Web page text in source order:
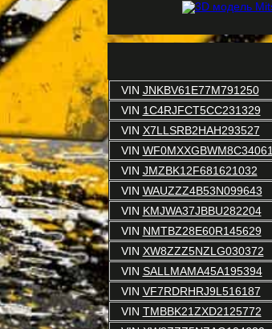
VIN JNKBV61E77M791250
VIN 1C4RJFCT5CC231329
VIN X7LLSRB2HAH293527
VIN WF0MXXGBWM8C34061
VIN JMZBK12F681621032
VIN WAUZZZ4B53N099643
VIN KMJWA37JBBU282204
VIN NMTBZ28E60R145629
VIN XW8ZZZ5NZLG030372
VIN SALLMAMA45A195394
VIN VF7RDRHRJ9L516187
VIN TMBBK21ZXD2125772